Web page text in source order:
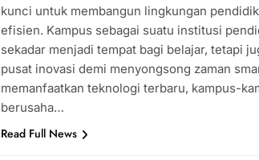
kunci untuk membangun lingkungan
efisien. Kampus sebagai suatu institusi
sekadar menjadi tempat bagi belajar, tetapi
pusat inovasi demi menyongsong zaman
memanfaatkan teknologi terbaru, kampus-
berusaha…
Read Full News